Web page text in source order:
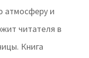
атмосферу и
читателя в
Книга